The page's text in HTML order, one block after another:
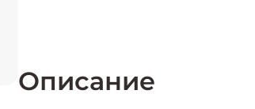
Описание